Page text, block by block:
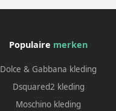
Populaire merken
Dolce & Gabbana kleding
Dsquared2 kleding
Moschino kleding